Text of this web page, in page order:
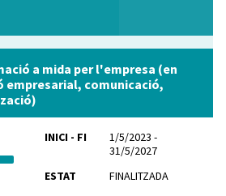
a mida per l'empresa (en
empresarial, comunicació,
INICI - FI
1/5/2023 -
31/5/2027
ESTAT
FINALITZADA